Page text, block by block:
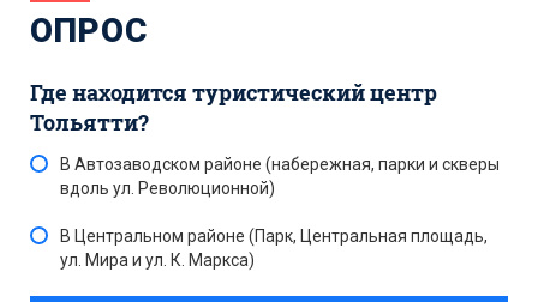
ОПРОС
Где находится туристический центр
Тольятти?
В Автозаводском районе (набережная, парки и скверы
вдоль ул. Революционной)
В Центральном районе (Парк, Центральная площадь,
ул. Мира и ул. К. Маркса)